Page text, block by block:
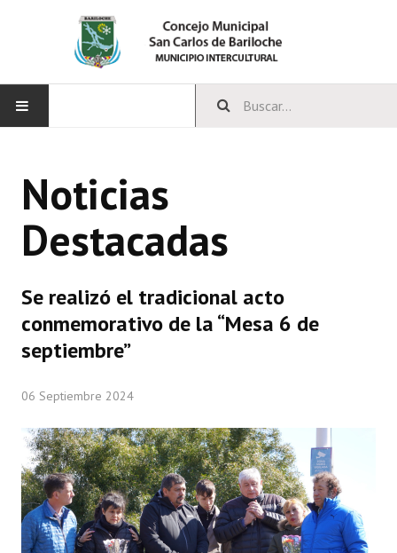
CONCEJO
Bloques Políticos
Comisiones Permanentes
Comisiones Especiales
LEGISLACIÓN
Constitución Nacional
Constitución Provincial
Noticias
Destacadas
Se realizó el tradicional acto
conmemorativo de la “Mesa 6 de
septiembre”
06 Septiembre 2024